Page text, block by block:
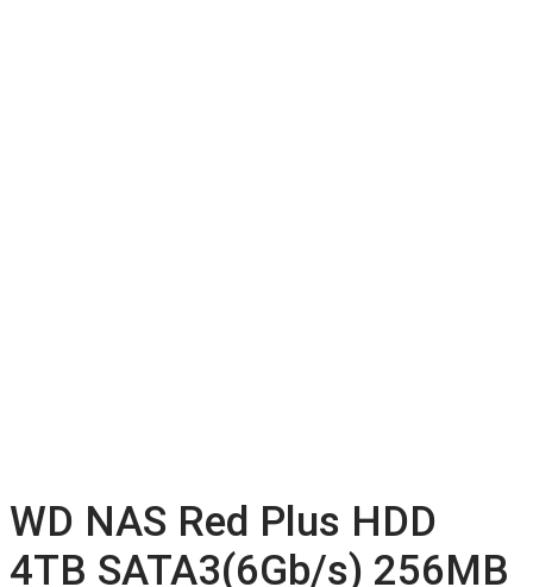
WD NAS Red Plus HDD
4TB SATA3(6Gb/s) 256MB